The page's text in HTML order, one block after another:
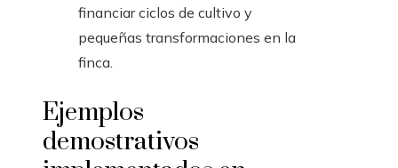
financiar ciclos de cultivo y
pequeñas transformaciones en la
finca.
Ejemplos
demostrativos